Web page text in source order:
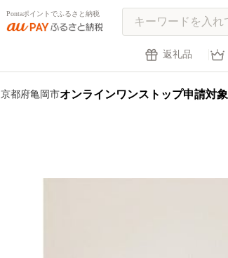
Pontaポイントでふるさと納税
返礼品
京都府亀岡市オンラインワンストップ申請対象